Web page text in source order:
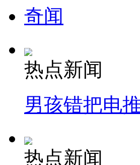
奇闻
热点新闻
男孩错把电
热点新闻